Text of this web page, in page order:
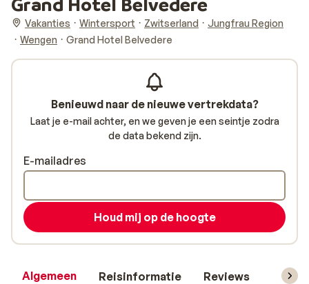
Vakanties Wintersport Zwitserland
Jungfrau Region
Wengen
Grand Hotel Belvedere
Algemeen Reisinformatie Reviews
Benieuwd naar de nieuwe vertrekdata?
Laat je e-mail achter, en we geven je een seintje zodra
de data bekend zijn.
E-mailadres
Houd mij op de hoogte